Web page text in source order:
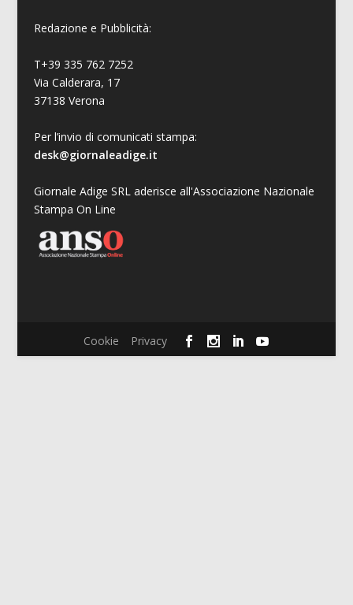
Redazione e Pubblicità:
T+39 335 762 7252
Via Calderara, 17
37138 Verona
Per l’invio di comunicati stampa:
desk@giornaleadige.it
Giornale Adige SRL aderisce all'Associazione Nazionale
Stampa On Line
Cookie Privacy